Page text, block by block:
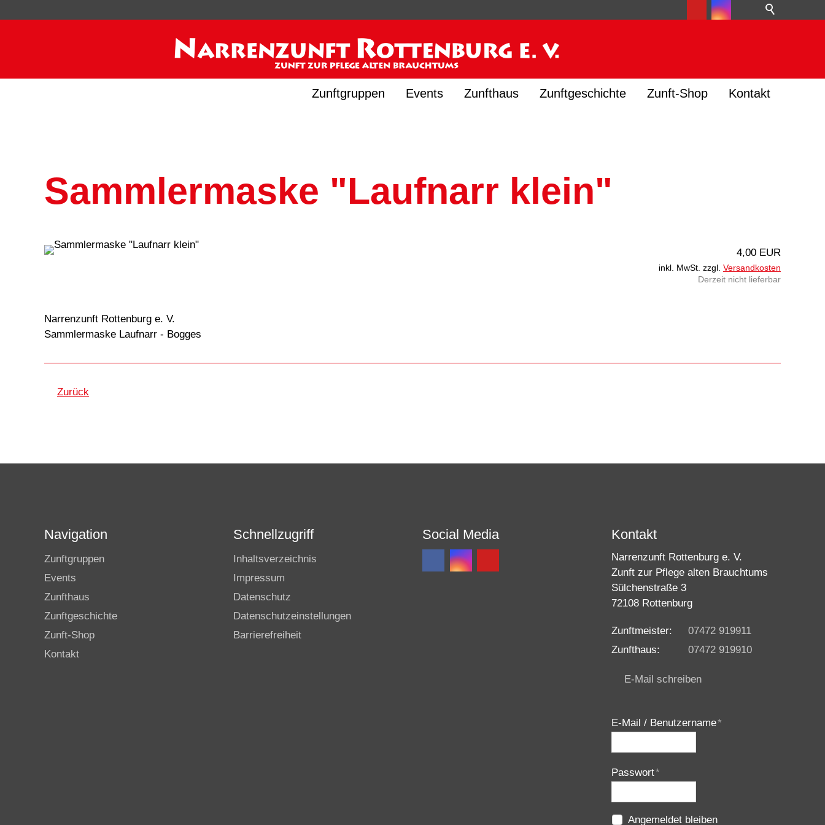
Zunftgruppen Events Zunfthaus Zunftgeschichte Zunft-Shop Kontakt
Sammlermaske "Laufnarr klein"
4,00 EUR
inkl. MwSt. zzgl. Versandkosten
Derzeit nicht lieferbar
Narrenzunft Rottenburg e. V.
Sammlermaske Laufnarr - Bogges
Zurück
Navigation
Zunftgruppen
Events
Zunfthaus
Zunftgeschichte
Zunft-Shop
Kontakt
Schnellzugriff
Inhaltsverzeichnis
Impressum
Datenschutz
Datenschutzeinstellungen
Barrierefreiheit
Social Media Kontakt
Narrenzunft Rottenburg e. V.
Zunft zur Pflege alten Brauchtums
Sülchenstraße 3
72108 Rottenburg
Zunftmeister:
07472 919911
Zunfthaus:
07472 919910
E-Mail schreiben
E-Mail / Benutzername*
Passwort*
Angemeldet bleiben